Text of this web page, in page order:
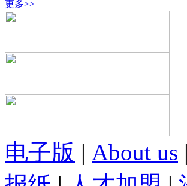
更多>>
电子版 | About us |